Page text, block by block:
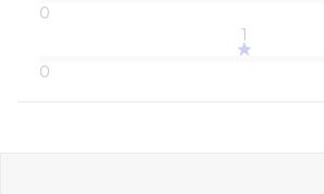
0
1
0